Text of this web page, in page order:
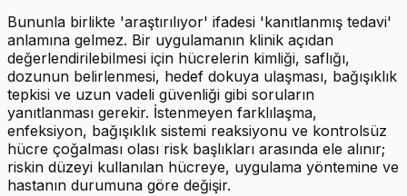
Bununla birlikte 'araştırılıyor' ifadesi 'kanıtlanmış tedavi'
anlamına gelmez. Bir uygulamanın klinik açıdan
değerlendirilebilmesi için hücrelerin kimliği, saflığı,
dozunun belirlenmesi, hedef dokuya ulaşması, bağışıklık
tepkisi ve uzun vadeli güvenliği gibi soruların
yanıtlanması gerekir. İstenmeyen farklılaşma,
enfeksiyon, bağışıklık sistemi reaksiyonu ve kontrolsüz
hücre çoğalması olası risk başlıkları arasında ele alınır;
riskin düzeyi kullanılan hücreye, uygulama yöntemine ve
hastanın durumuna göre değişir.